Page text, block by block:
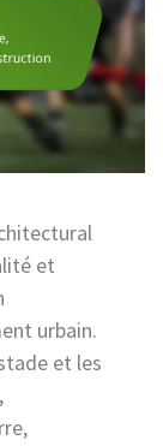
et
urbain.
et les